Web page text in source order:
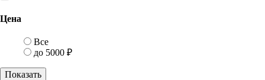
Цена
Все
до 5000 ₽
Показать